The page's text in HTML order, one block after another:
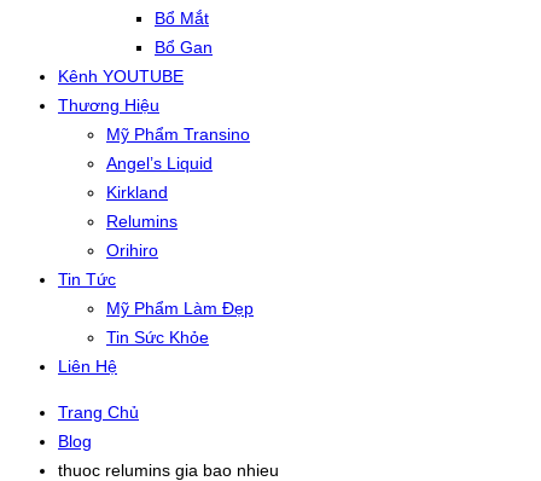
Bổ Mắt
Bổ Gan
Kênh YOUTUBE
Thương Hiệu
Mỹ Phẩm Transino
Angel’s Liquid
Kirkland
Relumins
Orihiro
Tin Tức
Mỹ Phẩm Làm Đẹp
Tin Sức Khỏe
Liên Hệ
Trang Chủ
Blog
thuoc relumins gia bao nhieu